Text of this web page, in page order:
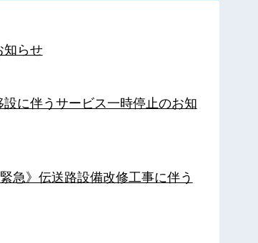
知らせ
に伴うサービス一時停止のお知
急》伝送路設備改修工事に伴う